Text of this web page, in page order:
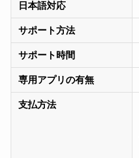
日本語対応
サポート方法
サポート時間
専用アプリの有無
支払方法